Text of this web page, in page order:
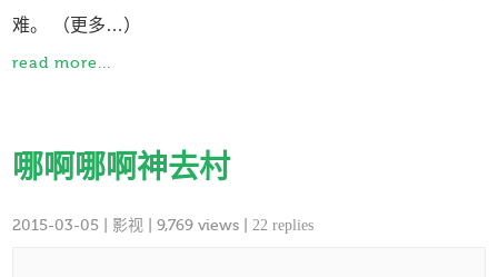
难。 （更多…）
read more...
哪啊哪啊神去村
2015-03-05 影视 | 9,769 views |22 replies